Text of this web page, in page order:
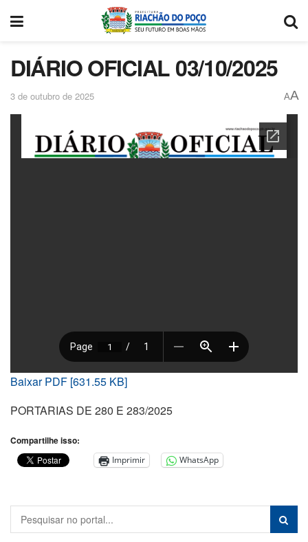
DIÁRIO OFICIAL 03/10/2025
3 de outubro de 2025 AA
Baixar PDF [631.55 KB]
PORTARIAS DE 280 E 283/2025
Compartilhe isso:
Imprimir WhatsApp